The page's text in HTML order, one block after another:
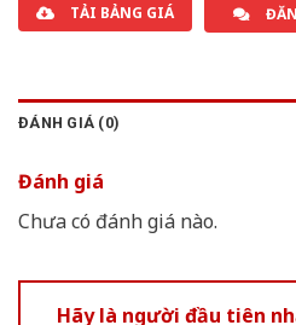
TẢI BẢNG GIÁ
ĐÁNH GIÁ (0)
Đánh giá
Chưa có đánh giá nào.
Hãy là người đầu tiên